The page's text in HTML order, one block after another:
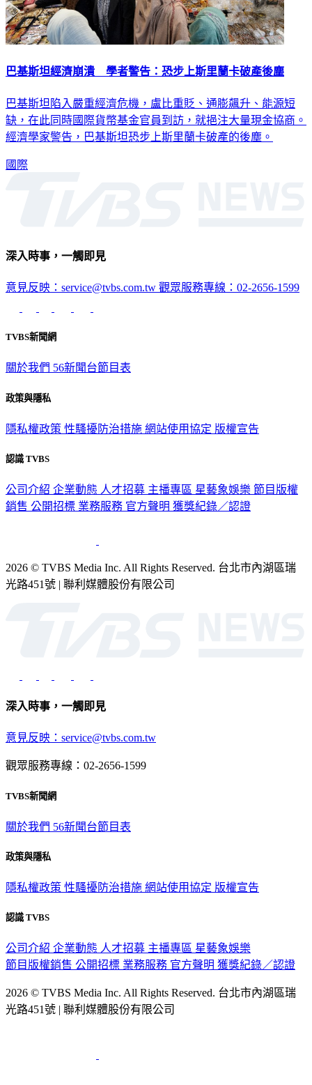
巴基斯坦經濟崩潰 學者警告：恐步上斯里蘭卡破產後塵
巴基斯坦陷入嚴重經濟危機，盧比重貶、通膨飆升、能源短
缺，在此同時國際貨幣基金官員到訪，就挹注大量現金協商。
經濟學家警告，巴基斯坦恐步上斯里蘭卡破產的後塵。
國際
深入時事，一觸即見
意見反映：service@tvbs.com.tw 觀眾服務專線：02-2656-1599
TVBS新聞網
關於我們 56新聞台節目表
政策與隱私
隱私權政策 性騷擾防治措施 網站使用協定 版權宣告
認識 TVBS
公司介紹 企業動態 人才招募 主播專區 星藝象娛樂 節目版權
銷售 公開招標 業務服務 官方聲明 獲獎紀錄／認證
2026 © TVBS Media Inc. All Rights Reserved. 台北市內湖區瑞
光路451號 | 聯利媒體股份有限公司
深入時事，一觸即見
意見反映：service@tvbs.com.tw
觀眾服務專線：02-2656-1599
TVBS新聞網
關於我們 56新聞台節目表
政策與隱私
隱私權政策 性騷擾防治措施 網站使用協定 版權宣告
認識 TVBS
公司介紹 企業動態 人才招募 主播專區 星藝象娛樂
節目版權銷售 公開招標 業務服務 官方聲明 獲獎紀錄／認證
2026 © TVBS Media Inc. All Rights Reserved. 台北市內湖區瑞
光路451號 | 聯利媒體股份有限公司